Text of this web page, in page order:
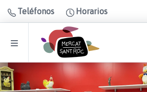
Teléfonos Horarios